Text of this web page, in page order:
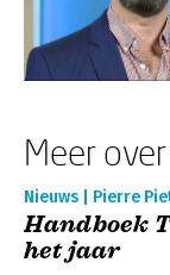
Meer
Nieuws | Pierre
Handboek
het jaar